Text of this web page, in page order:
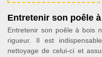
Entretenir son poêle
Entretenir son poêle à bois
rigueur. Il est
nettoyage de celui-ci et